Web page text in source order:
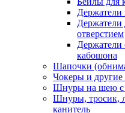
Держатели
Держатели
отверстием
Держатели
кабошона
Шапочки
Чокеры и другие
Шнуры на шею с
Шнуры, тросик,
канитель